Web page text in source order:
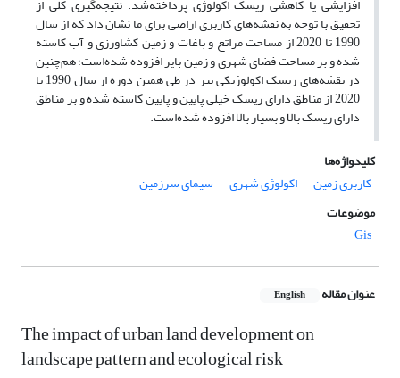
افزایشی یا کاهشی ریسک اکولوژی پرداخته‌شد. نتیجه‌گیری کلی از
تحقیق با توجه به نقشه‌های کاربری اراضی برای ما نشان داد که از سال
1990 تا 2020 از مساحت مراتع و باغات و زمین کشاورزی و آب کاسته
شده و بر مساحت فضای شهری و زمین بایر افزوده شده‌است؛ هم‌چنین
در نقشه‌های ریسک اکولوژیکی نیز در طی همین دوره از سال 1990 تا
2020 از مناطق دارای ریسک خیلی پایین و پایین کاسته شده و بر مناطق
دارای ریسک بالا و بسیار بالا افزوده شده‌است.
کلیدواژه‌ها
کاربری زمین
اکولوژی شهری
سیمای سرزمین
موضوعات
Gis
عنوان مقاله English
The impact of urban land development on
landscape pattern and ecological risk